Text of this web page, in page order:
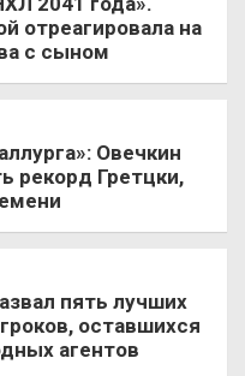
отреагировала на
с сыном
Овечкин
рекорд Гретцки,
пять лучших
оставшихся
агентов